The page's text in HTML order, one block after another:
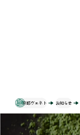
京都ヴェネト お知らせ